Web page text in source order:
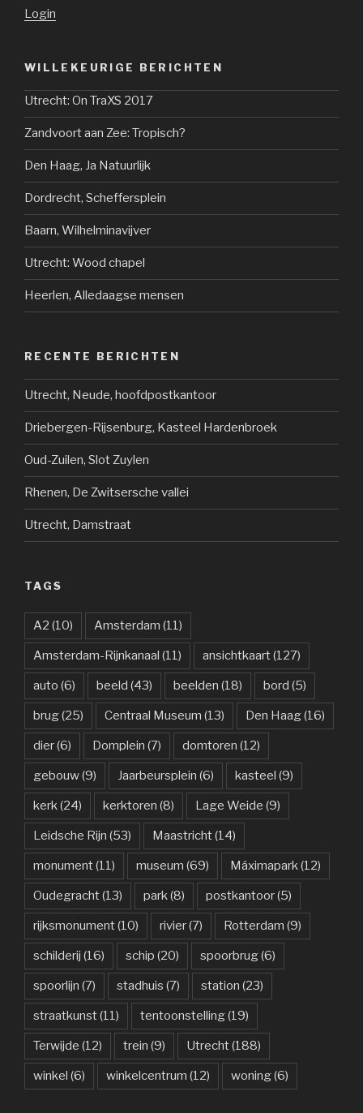
Login
WILLEKEURIGE BERICHTEN
Utrecht: On TraXS 2017
Zandvoort aan Zee: Tropisch?
Den Haag, Ja Natuurlijk
Dordrecht, Scheffersplein
Baarn, Wilhelminavijver
Utrecht: Wood chapel
Heerlen, Alledaagse mensen
RECENTE BERICHTEN
Utrecht, Neude, hoofdpostkantoor
Driebergen-Rijsenburg, Kasteel Hardenbroek
Oud-Zuilen, Slot Zuylen
Rhenen, De Zwitsersche vallei
Utrecht, Damstraat
TAGS
A2 (10) Amsterdam (11)
Amsterdam-Rijnkanaal (11) ansichtkaart(127)
auto (6) beeld (43) beelden (18) bord (5)
brug(25) Centraal Museum (13) Den Haag(16)
dier(6) Domplein (7) domtoren (12)
gebouw(9) Jaarbeursplein (6) kasteel (9)
kerk (24) kerktoren (8) Lage Weide (9)
Leidsche Rijn (53) Maastricht(14)
monument(11) museum (69) Máximapark (12)
Oudegracht(13) park (8) postkantoor(5)
rijksmonument(10) rivier(7) Rotterdam (9)
schilderij (16) schip (20) spoorbrug(6)
spoorlijn (7) stadhuis (7) station (23)
straatkunst(11) tentoonstelling(19)
Terwijde (12) trein (9) Utrecht(188)
winkel (6) winkelcentrum (12) woning(6)